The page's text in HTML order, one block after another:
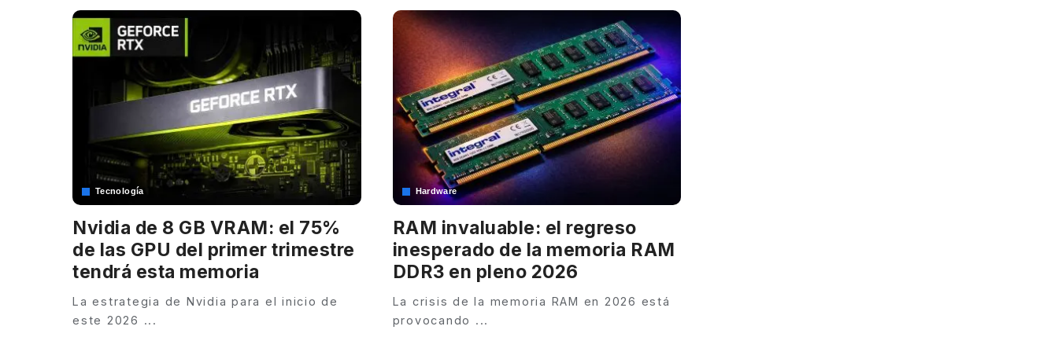
Tecnología
Nvidia de 8 GB VRAM: el 75%
de las GPU del primer trimestre
tendrá esta memoria
La estrategia de Nvidia para el inicio de
este 2026 ...
Hardware
RAM invaluable: el regreso
inesperado de la memoria RAM
DDR3 en pleno 2026
La crisis de la memoria RAM en 2026 está
provocando ...